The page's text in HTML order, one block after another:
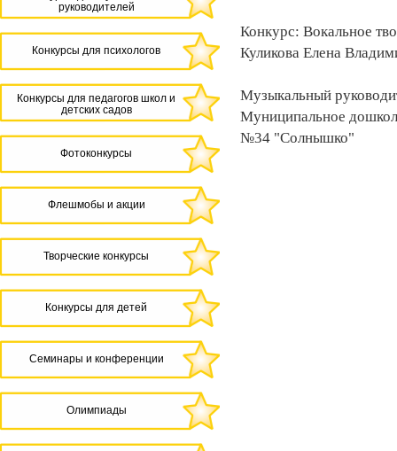
руководителей
Конкурсы для психологов
Конкурсы для педагогов школ и
детских садов
Фотоконкурсы
Флешмобы и акции
Творческие конкурсы
Конкурсы для детей
Семинары и конференции
Олимпиады
Конкурс: Вокальное
Куликова Елена
Музыкальный
Муниципальное
№34 "Солнышко"